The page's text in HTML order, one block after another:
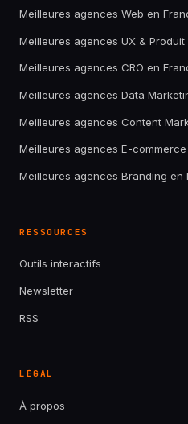
Meilleures agences Web en
Meilleures agences UX & Produit
Meilleures agences CRO en
Meilleures agences Data
Meilleures agences Content
Meilleures agences E-
Meilleures agences Branding en
RESSOURCES
Outils interactifs
Newsletter
RSS
LÉGAL
À propos